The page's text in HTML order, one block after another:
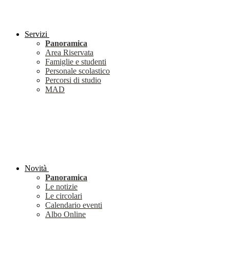
Servizi
Panoramica
Area Riservata
Famiglie e studenti
Personale scolastico
Percorsi di studio
MAD
Novità
Panoramica
Le notizie
Le circolari
Calendario eventi
Albo Online